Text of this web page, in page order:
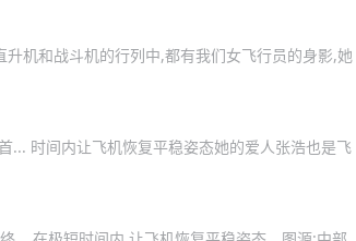
机和战斗机的行列中,都有我们女飞行员的身影,她
... 时间内让飞机恢复平稳姿态她的爱人张浩也是飞